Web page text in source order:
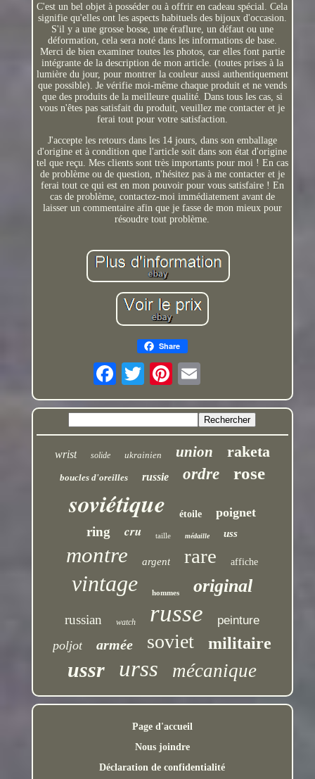
C'est un bel objet à posséder ou à offrir en cadeau spécial. Cela
signifie qu'elles ont les aspects habituels des bijoux d'occasion.
S'il y a une grosse bosse, une éraflure, un défaut ou une
déformation, cela sera noté dans les informations de base.
Merci de bien examiner toutes les photos, car elles font partie
intégrante de la description de mon article. (toutes prises à la
lumière du jour, pour montrer la couleur aussi authentiquement
que possible). Je vérifie moi-même chaque produit et ne vends
que des produits de la meilleure qualité. Dans tous les cas, si
vous n'êtes pas satisfait du produit, veuillez me contacter et je
ferai tout pour votre satisfaction.
J'accepte les retours dans les 14 jours, dans son emballage
d'origine et à condition que l'article soit dans son état d'origine
tel que reçu. Mes clients sont très importants pour moi ! En cas
de problème ou de question, n'hésitez pas à me contacter et je
ferai tout ce qui est en mon pouvoir pour vous satisfaire ! En
cas de problème, contactez-moi immédiatement avant de
laisser un commentaire afin que je fasse de mon mieux pour
résoudre tout problème.
Share
wrist solide ukrainien union raketa
boucles d'oreilles russie ordre rose
soviétique étoile poignet
ring cru taille médaille uss
montre argent rare affiche
vintage hommes original
russian watch russe peinture
poljot armée soviet militaire
ussr urss mécanique
Page d'accueil
Nous joindre
Déclaration de confidentialité